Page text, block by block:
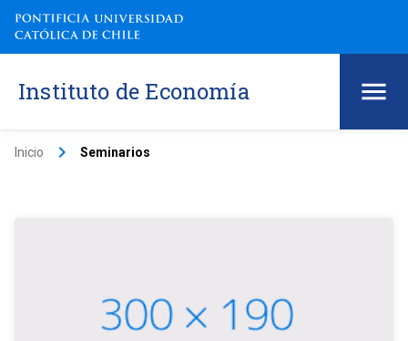
Instituto de Economía
Inicio keyboard_arrow_right Seminarios